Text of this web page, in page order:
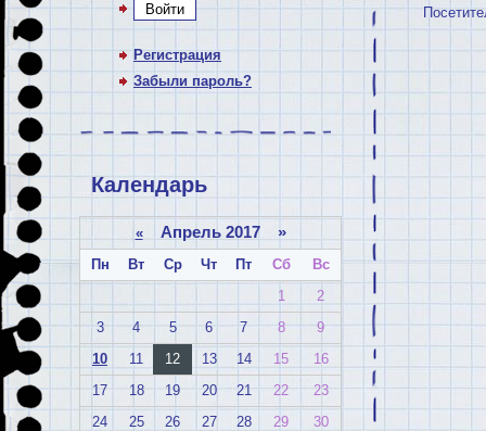
Войти
Регистрация
Забыли пароль?
Календарь
«Апрель 2017 »
Пн Вт Ср Чт Пт Сб
Вс
1
2
3
4 5 6 7 8
9
10
11 12 13 14 15
16
17
18 19 20 21 22
23
24
25 26 27 28 29 30